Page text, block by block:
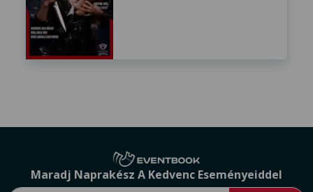
Maradj Naprakész A Kedvenc Eseményeiddel